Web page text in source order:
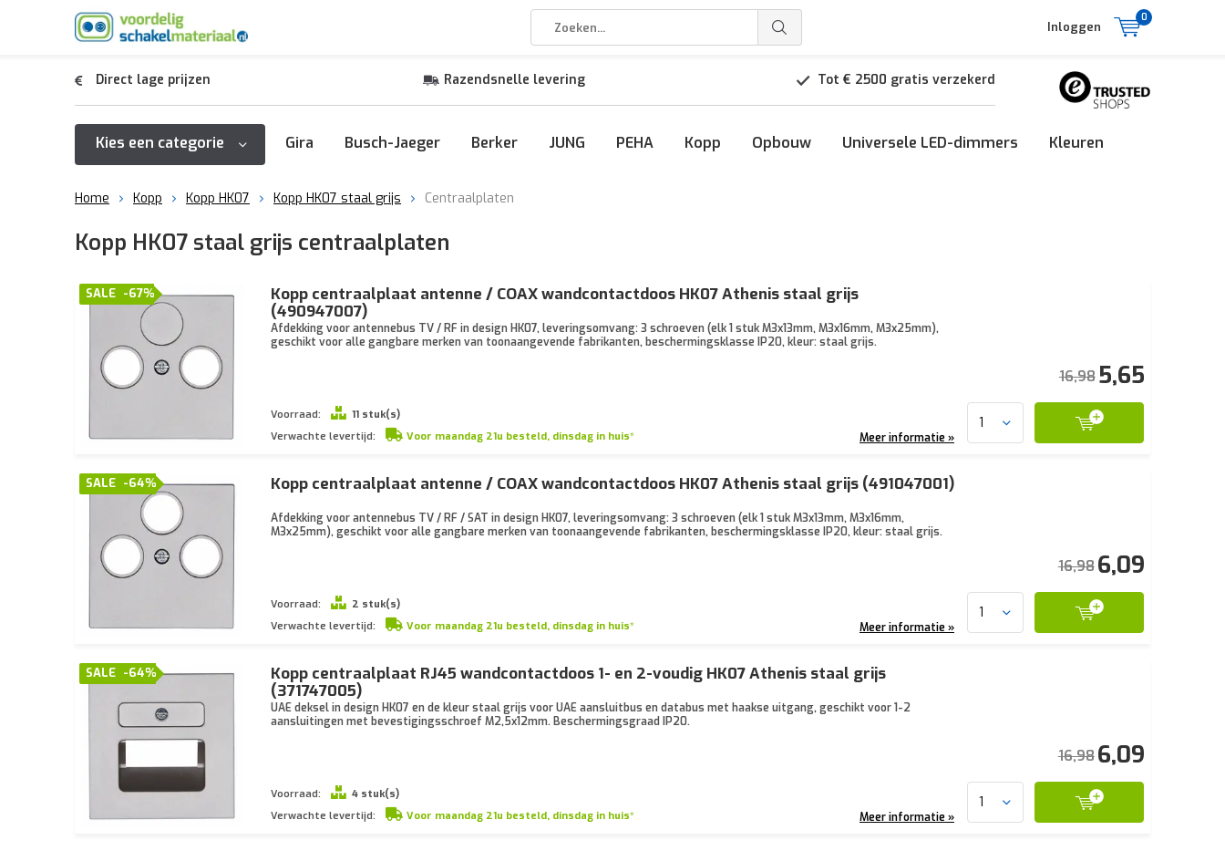
Inloggen
0
Direct lage prijzen Razendsnelle levering Tot € 2500 gratis verzekerd
Kies een categorie Gira Busch-Jaeger Berker JUNG PEHA Kopp Opbouw Universele LED-dimmers Kleuren
Home Kopp Kopp HK07 Kopp HK07 staal grijs Centraalplaten
Kopp HK07 staal grijs centraalplaten
-67%
SALE
Kopp centraalplaat antenne / COAX wandcontactdoos HK07 Athenis staal grijs
(490947007)
Afdekking voor antennebus TV / RF in design HK07, leveringsomvang: 3 schroeven (elk 1 stuk M3x13mm, M3x16mm, M3x25mm),
geschikt voor alle gangbare merken van toonaangevende fabrikanten, beschermingsklasse IP20, kleur: staal grijs.
Voorraad:
11 stuk(s)
Verwachte levertijd:
Voor maandag 21u besteld, dinsdag in huis*
16,985,65
Meer informatie »
-64%
SALE Kopp centraalplaat antenne / COAX wandcontactdoos HK07 Athenis staal grijs (491047001)
Afdekking voor antennebus TV / RF / SAT in design HK07, leveringsomvang: 3 schroeven (elk 1 stuk M3x13mm, M3x16mm,
M3x25mm), geschikt voor alle gangbare merken van toonaangevende fabrikanten, beschermingsklasse IP20, kleur: staal grijs.
Voorraad:
2 stuk(s)
Verwachte levertijd:
Voor maandag 21u besteld, dinsdag in huis*
16,986,09
Meer informatie »
-64%
SALE
Kopp centraalplaat RJ45 wandcontactdoos 1- en 2-voudig HK07 Athenis staal grijs
(371747005)
UAE deksel in design HK07 en de kleur staal grijs voor UAE aansluitbus en databus met haakse uitgang, geschikt voor 1-2
aansluitingen met bevestigingsschroef M2,5x12mm. Beschermingsgraad IP20.
Voorraad:
4 stuk(s)
Verwachte levertijd:
Voor maandag 21u besteld, dinsdag in huis*
16,986,09
Meer informatie »